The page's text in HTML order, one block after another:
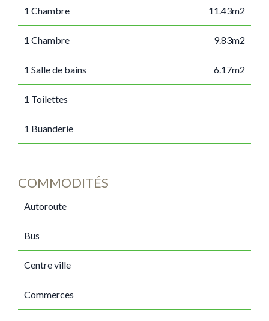
1 Chambre 11.43m2
1 Chambre 9.83m2
1 Salle de bains 6.17m2
1 Toilettes
1 Buanderie
COMMODITÉS
Autoroute
Bus
Centre ville
Commerces